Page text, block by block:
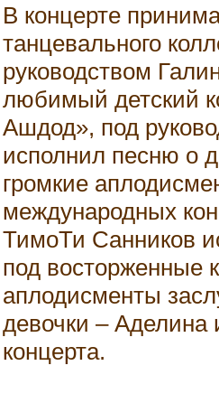
В концерте
танцевального
руководством
любимый детский
Ашдод», под
исполнил песню о
громкие
международных
ТимоТи Санников
под восторженные
аплодисменты
девочки –
концерта.